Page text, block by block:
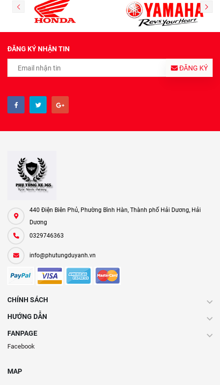
ĐĂNG KÝ NHẬN TIN
ĐĂNG KÝ
440 Điện Biên Phủ, Phường Bình Hàn, Thành phố Hải Dương, Hải
Dương
0329746363
info@phutungduyanh.vn
CHÍNH SÁCH
HƯỚNG DẪN
FANPAGE
Facebook
MAP